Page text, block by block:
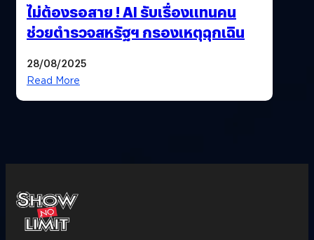
ไม่ต้องรอสาย ! AI รับเรื่องแทนคน
ช่วยตำรวจสหรัฐฯ กรองเหตุฉุกเฉิน
28/08/2025
Read More